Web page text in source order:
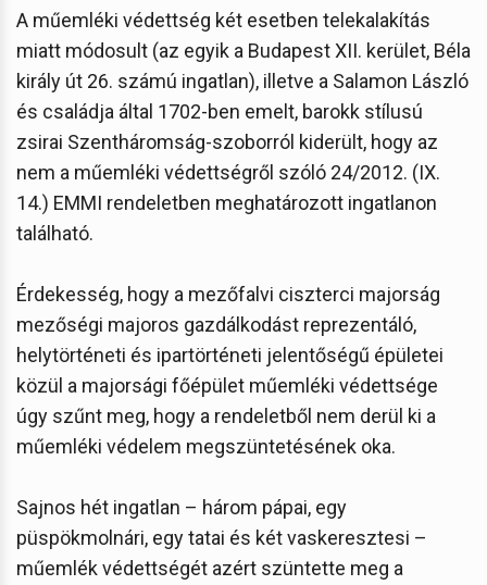
A műemléki védettség két esetben telekalakítás
miatt módosult (az egyik a Budapest XII. kerület, Béla
király út 26. számú ingatlan), illetve a Salamon László
és családja által 1702-ben emelt, barokk stílusú
zsirai Szentháromság-szoborról kiderült, hogy az
nem a műemléki védettségről szóló 24/2012. (IX.
14.) EMMI rendeletben meghatározott ingatlanon
található.
Érdekesség, hogy a mezőfalvi ciszterci majorság
mezőségi majoros gazdálkodást reprezentáló,
helytörténeti és ipartörténeti jelentőségű épületei
közül a majorsági főépület műemléki védettsége
úgy szűnt meg, hogy a rendeletből nem derül ki a
műemléki védelem megszüntetésének oka.
Sajnos hét ingatlan – három pápai, egy
püspökmolnári, egy tatai és két vaskeresztesi –
műemlék védettségét azért szüntette meg a